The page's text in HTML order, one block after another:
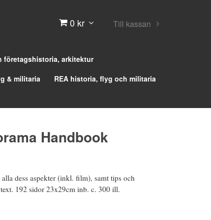
0 kr Till kassan
företagshistoria, arkitektur
& militaria
REA historia, flyg och militaria
Handbook
dess aspekter (inkl. film), samt tips och
192 sidor 23x29cm inb. c. 300 ill.